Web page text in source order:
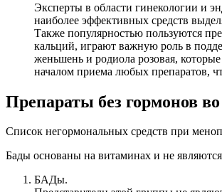
Эксперты в области гинекологии и
наиболее эффективных средств
Также популярностью пользуются
кальций, играют важную роль в
женьшень и родиола розовая,
началом приема любых препаратов,
Препараты без гормонов
Список негормональных средств при
Бады основаны на витаминах и не
БАДы.